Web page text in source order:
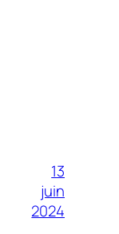
13
juin
2024